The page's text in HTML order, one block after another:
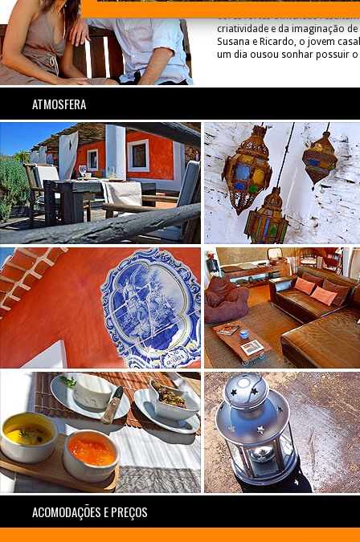
cromática que caracteriza a
cores fortes e intensas
criatividade e da imaginação de
Susana e Ricardo, o jovem
um dia ousou sonhar possuir o
dias cinzas e escuros de
promovendo a alegria e o bem
No interior, ambiências de cenários e
lugares remotos agitam a
ATMOSFERA
ACOMODAÇÕES E PREÇOS